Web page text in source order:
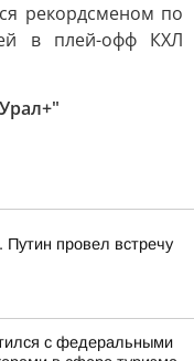
рекордсменом по
в плей-офф КХЛ
Путин провел встречу
с федеральными